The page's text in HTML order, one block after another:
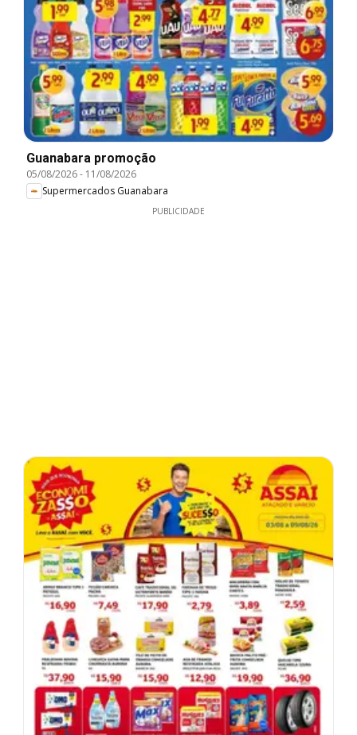
Guanabara promoção
05/08/2026- 11/08/2026
Supermercados Guanabara
PUBLICIDADE